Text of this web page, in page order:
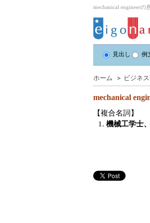
mechanical engineerの
見出し 例
ホーム ＞ ビジネ
mechanical
【複合名詞】
1. 機械工学士